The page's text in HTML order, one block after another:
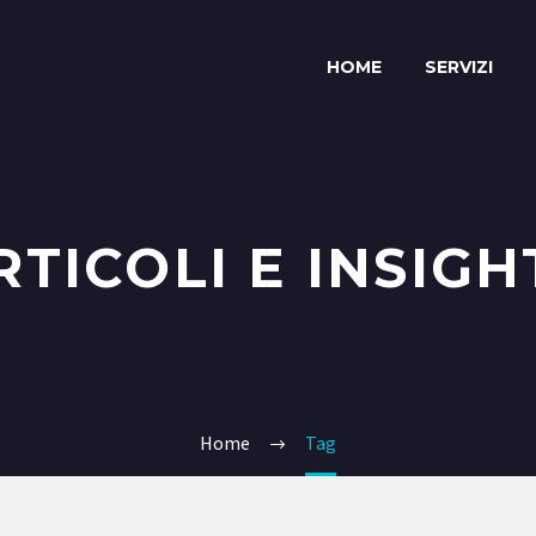
HOME SERVIZI
E
Home Tag